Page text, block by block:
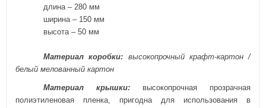
длина – 280 мм
ширина – 150 мм
высота –50 мм
Материал коробки: высокопрочный крафт-картон /
белый мелованный картон
Материал крышки: высокопрочная
прозрачная
полиэтиленовая пленка, пригодна для использования в